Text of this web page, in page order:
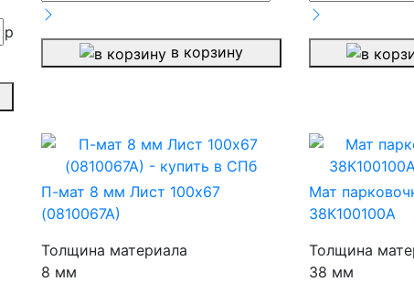
р
в корзину
П-мат 8 мм Лист 100х67
(0810067А)
Толщина материала
8 мм
Мат
38К100100А
Толщина
38 мм